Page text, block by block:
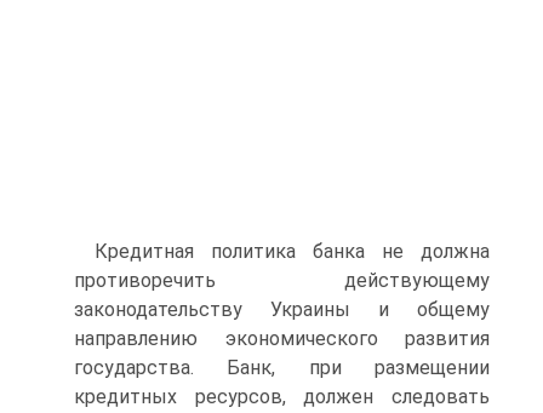
Кредитная политика банка не должна
противоречить действующему
законодательству Украины и общему
направлению экономического развития
государства. Банк, при размещении
кредитных ресурсов, должен следовать